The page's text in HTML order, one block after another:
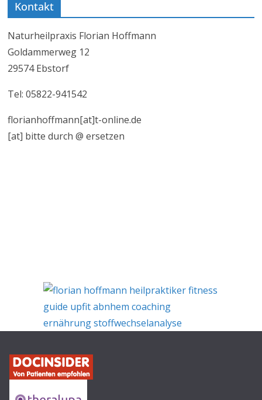
Kontakt
Naturheilpraxis Florian Hoffmann
Goldammerweg 12
29574 Ebstorf
Tel: 05822-941542
florianhoffmann[at]t-online.de
[at] bitte durch @ ersetzen